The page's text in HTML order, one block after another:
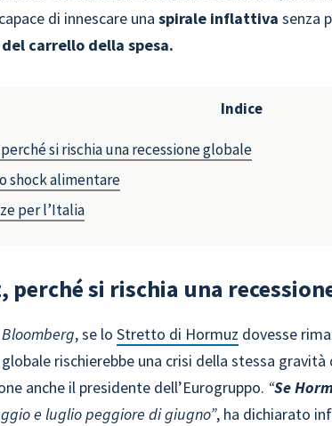
di innescare unaspirale inflattiva senza
carrello della spesa.
Indice
si rischia una recessione globale
shock alimentare
per l’Italia
perché si rischia una
Bloomberg, se loStretto di Hormuz dovesse
rischierebbe una crisi della stessa
anche il presidente dell’Eurogruppo. “Se
e luglio peggiore di giugno”, ha dichiarato